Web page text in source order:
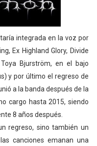
integrada en la voz por
Ex Highland Glory, Divide
Bjurström, en el bajo
y por último el regreso de
a la banda después de la
cargo hasta 2015, siendo
8 años después.
regreso, sino también un
canciones emanan una